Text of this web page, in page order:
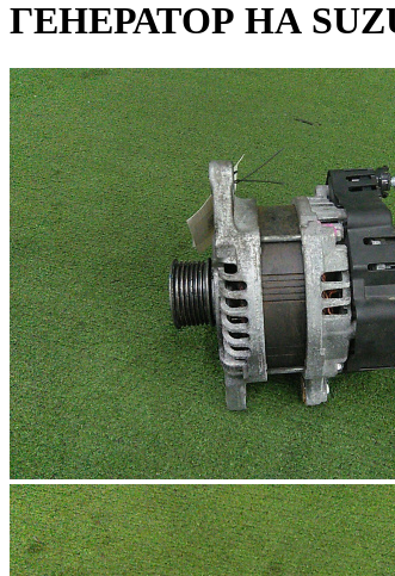
ГЕНЕРАТОР НА